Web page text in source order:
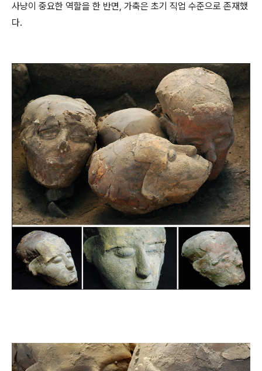
사냥이 중요한 역할을 한 반면, 가축은 초기 직업 수준으로 존재했
다.